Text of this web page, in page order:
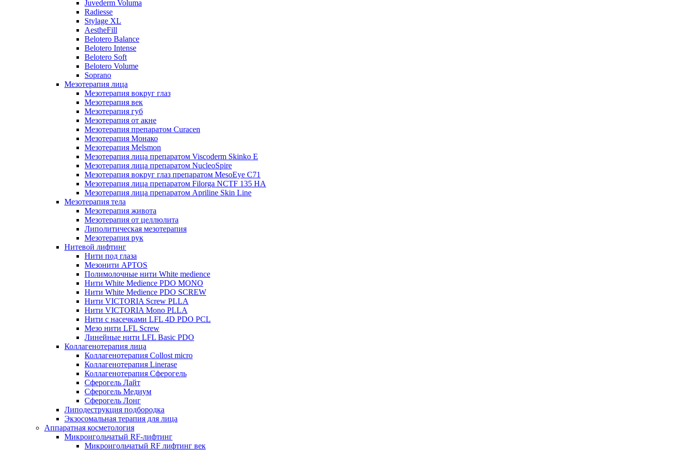
Juvederm Voluma
Radiesse
Stylage XL
AestheFill
Belotero Balance
Belotero Intense
Belotero Soft
Belotero Volume
Soprano
Мезотерапия лица
Мезотерапия вокруг глаз
Мезотерапия век
Мезотерапия губ
Мезотерапия от акне
Мезотерапия препаратом Curacen
Мезотерапия Монако
Мезотерапия Melsmon
Мезотерапия лица препаратом Viscoderm Skinko E
Мезотерапия лица препаратом NucleoSpire
Мезотерапия вокруг глаз препаратом MesoEye С71
Мезотерапия лица препаратом Filorga NCTF 135 HA
Мезотерапия лица препаратом Apriline Skin Line
Мезотерапия тела
Мезотерапия живота
Мезотерапия от целлюлита
Липолитическая мезотерапия
Мезотерапия рук
Нитевой лифтинг
Нити под глаза
Мезонити APTOS
Полимолочные нити White medience
Нити White Medience PDO MONO
Нити White Medience PDO SCREW
Нити VICTORIA Screw PLLA
Нити VICTORIA Mono PLLA
Нити с насечками LFL 4D PDO PCL
Мезо нити LFL Screw
Линейные нити LFL Basic PDO
Коллагенотерапия лица
Коллагенотерапия Collost micro
Коллагенотерапия Linerase
Коллагенотерапия Сферогель
Сферогель Лайт
Сферогель Медиум
Сферогель Лонг
Липодеструкция подбородка
Экзосомальная терапия для лица
Аппаратная косметология
Микроигольчатый RF-лифтинг
Микроигольчатый RF лифтинг век